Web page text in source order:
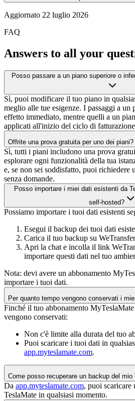
Aggiornato 22 luglio 2026
FAQ
Answers to all your
Posso passare a un piano superiore o
Sì, puoi modificare il tuo piano in
meglio alle tue esigenze. I passaggi a un
effetto immediato, mentre quelli a un
applicati all'inizio del ciclo di
Offrite una prova gratuita per uno dei piani?
Sì, tutti i piani includono una prova
esplorare ogni funzionalità della tua
e, se non sei soddisfatto, puoi richiedere
senza domande.
Posso importare i miei dati esistenti da
self-hosted?
Possiamo importare i tuoi dati esistenti
Esegui il backup dei tuoi dati
Carica il tuo backup su
Apri la chat e incolla il link
importare questi dati nel tuo
Nota: devi avere un abbonamento
importare i tuoi dati.
Per quanto tempo vengono conservati i
Finché il tuo abbonamento
vengono conservati:
Non c'è limite alla durata del tuo
Puoi scaricare i tuoi dati in
app.myteslamate.com.
Come posso recuperare un backup del mio
Da app.myteslamate.com, puoi scaricare
TeslaMate in qualsiasi momento.